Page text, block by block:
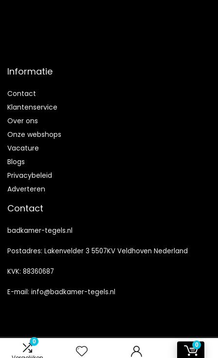
0
0
Informatie
Contact
Klantenservice
Over ons
Onze webshops
Vacature
Blogs
Privacybeleid
Adverteren
Contact
badkamer-tegels.nl
Postadres: Lakenvelder 3 5507KV Veldhoven Nederland
KVK: 88360687
E-mail: info@badkamer-tegels.nl
2024 © Badkamer-Tegels.nl Alle rechten voorbehouden